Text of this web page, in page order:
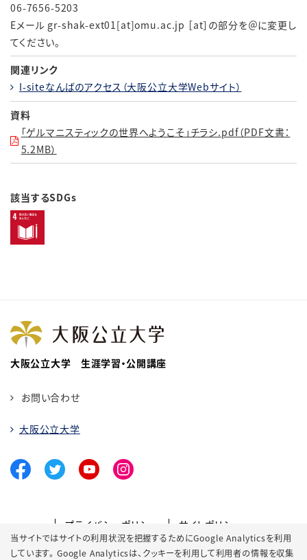
06-7656-5203
Eメール gr-shak-ext01[at]omu.ac.jp ［at］の部分を＠に変更し
てください。
関連リンク
I-siteなんばのアクセス（大阪公立大学Webサイト）
資料
「ゲルマニスティックの世界へようこそ」チラシ.pdf（PDF文書：
5.2MB）
該当するSDGs
当サイトではサイトの利用状況を把握するためにGoogle Analyticsを利用
しています。 Google Analyticsは、 クッキーを利用して利用者の情報を収集
大阪公立大学 生涯学習・公開講座
お問い合わせ
大阪公立大学
プライバシーポリシー
サイトポリシー
ソーシャルメディアポリシー
クッキーポリシー